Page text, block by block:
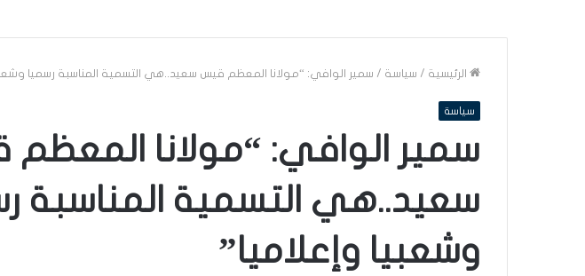
الرئيسية / سياسة / سمير الوافي: “مولانا المعظم قيس سعيد..هي التسمية المناسبة رسميا
سياسة
سمير الوافي: “مولانا
سعيد..هي التسمية المناسبة
وشعبيا وإعلاميا”